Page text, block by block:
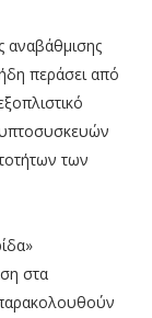
αναβάθμισης
περάσει από
των
στα